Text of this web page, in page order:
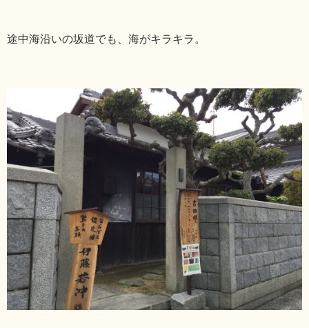
途中海沿いの坂道でも、海がキラキラ。